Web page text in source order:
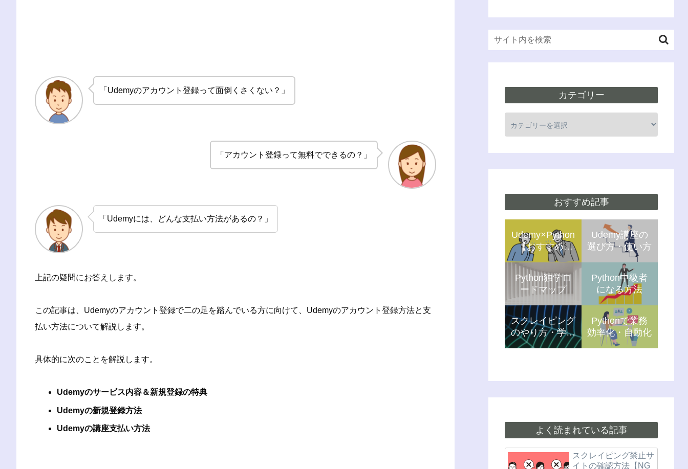
「Udemyのアカウント登録って面倒くさくない？」
「アカウント登録って無料でできるの？」
「Udemyには、どんな支払い方法があるの？」
上記の疑問にお答えします。
この記事は、Udemyのアカウント登録で二の足を踏んでいる方に向けて、Udemyのアカウント登録方法と支
払い方法について解説します。
具体的に次のことを解説します。
Udemyのサービス内容＆新規登録の特典
Udemyの新規登録方法
Udemyの講座支払い方法
カテゴリー
おすすめ記事
Udemy×Python
【おすすめ5
選】
Udemy講座の
選び方・使い方
Python独学ロ
ードマップ
Python中級者
になる方法
スクレイピング
のやり方・学習
方法
Pythonで業務
効率化・自動化
よく読まれている記事
スクレイピング禁止サ
イトの確認方法【NG